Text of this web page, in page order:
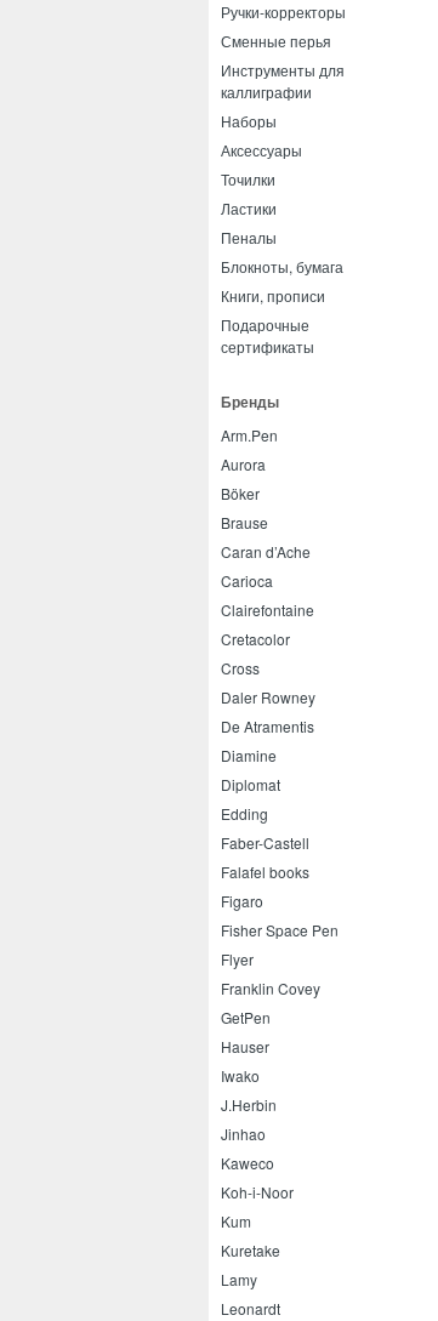
Ручки-корректоры
Сменные перья
Инструменты для
каллиграфии
Наборы
Аксессуары
Точилки
Ластики
Пеналы
Блокноты, бумага
Книги, прописи
Подарочные
сертификаты
Бренды
Arm.Pen
Aurora
Böker
Brause
Caran d’Ache
Carioca
Clairefontaine
Cretacolor
Cross
Daler Rowney
De Atramentis
Diamine
Diplomat
Edding
Faber-Castell
Falafel books
Figaro
Fisher Space Pen
Flyer
Franklin Covey
GetPen
Hauser
Iwako
J.Herbin
Jinhao
Kaweco
Koh-i-Noor
Kum
Kuretake
Lamy
Leonardt
Stabilo Point 88